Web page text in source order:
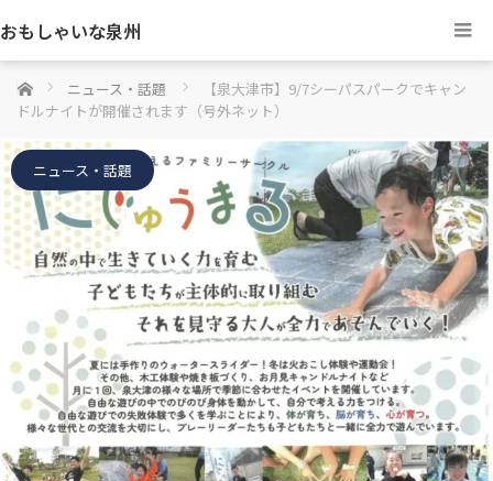
おもしゃいな泉州
ホーム ニュース・話題
【泉大津市】9/7シーパスパークでキャン
ドルナイトが開催されます（号外ネット）
ニュース・話題